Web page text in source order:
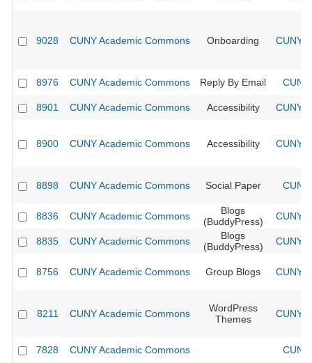
9028 CUNY Academic Commons Onboarding CUNY
8976 CUNY Academic Commons Reply By Email
8901 CUNY Academic Commons Accessibility CUNY
8900 CUNY Academic Commons Accessibility CUNY
8898 CUNY Academic Commons Social Paper
8836 CUNY Academic Commons
Blogs
(BuddyPress)
CUNY
8835 CUNY Academic Commons
Blogs
(BuddyPress)
CUNY
8756 CUNY Academic Commons Group Blogs CUNY
8211 CUNY Academic Commons
WordPress
Themes
CUNY
7828 CUNY Academic Commons